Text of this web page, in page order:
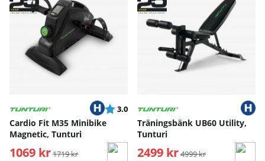
Betyg:
3.0 utav 5 stjärnor
Cardio Fit M35 Minibike
Magnetic, Tunturi
1069 kr Ordinarie pris:
1719 kr
Träningsbänk UB60 Utility,
Tunturi
2499 kr Ordinarie pris:
4999 kr